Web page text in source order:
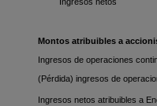
Montos atribuibles a
Ingresos de operaciones
(Pérdida) ingresos de
Ingresos netos atribuibles a